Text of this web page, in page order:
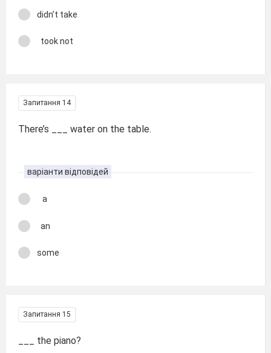
didn’t take
took not
Запитання 14
There’s ___ water on the table.
варіанти відповідей
a
an
some
Запитання 15
___ the piano?